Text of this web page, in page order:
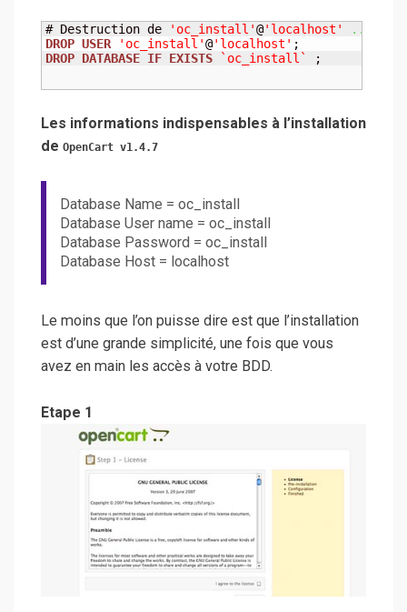
# Destruction de 'oc_install'@'localhost'
...
DROP USER 'oc_install'@'localhost'
DROP DATABASE IF EXISTS `oc_install` ;
Les informations indispensables à l’installation
de OpenCart v1.4.7
Database Name = oc_install
Database User name = oc_install
Database Password = oc_install
Database Host = localhost
Le moins que l’on puisse dire est que l’installation
est d’une grande simplicité, une fois que vous
avez en main les accès à votre BDD.
Etape 1